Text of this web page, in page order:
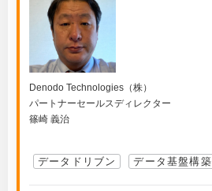
Denodo Technologies（株）
パートナーセールスディレクター
篠崎 義治
データドリブン データ基盤構築